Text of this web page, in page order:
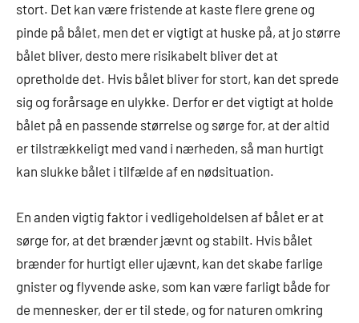
stort. Det kan være fristende at kaste flere grene og
pinde på bålet, men det er vigtigt at huske på, at jo større
bålet bliver, desto mere risikabelt bliver det at
opretholde det. Hvis bålet bliver for stort, kan det sprede
sig og forårsage en ulykke. Derfor er det vigtigt at holde
bålet på en passende størrelse og sørge for, at der altid
er tilstrækkeligt med vand i nærheden, så man hurtigt
kan slukke bålet i tilfælde af en nødsituation.
En anden vigtig faktor i vedligeholdelsen af bålet er at
sørge for, at det brænder jævnt og stabilt. Hvis bålet
brænder for hurtigt eller ujævnt, kan det skabe farlige
gnister og flyvende aske, som kan være farligt både for
de mennesker, der er til stede, og for naturen omkring